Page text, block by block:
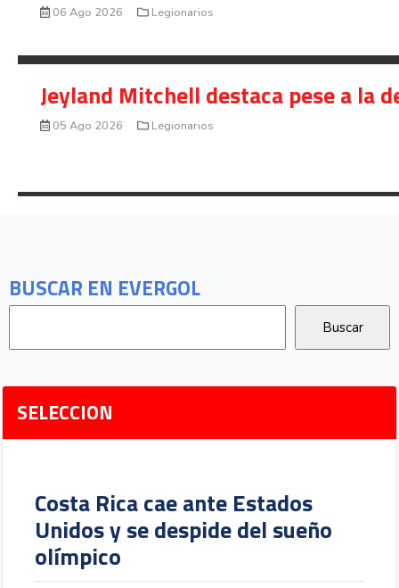
BUSCAR EN EVERGOL
SELECCION
Costa Rica cae ante Estados
Unidos y se despide del sueño
olímpico
06 Ago 2026 Legionarios
Jeyland Mitchell destaca pese a la
05 Ago 2026 Legionarios